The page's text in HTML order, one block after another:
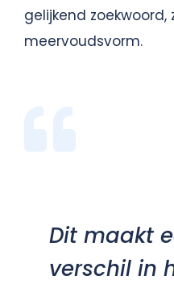
gelijkend
meervoudsvorm.
Dit maakt
verschil in